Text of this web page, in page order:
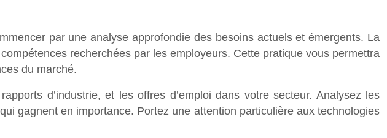
par une analyse approfondie des besoins actuels et émergents. La
recherchées par les employeurs. Cette pratique vous permettra
du marché.
d’industrie, et les offres d’emploi dans votre secteur. Analysez les
gagnent en importance. Portez une attention particulière aux technologies